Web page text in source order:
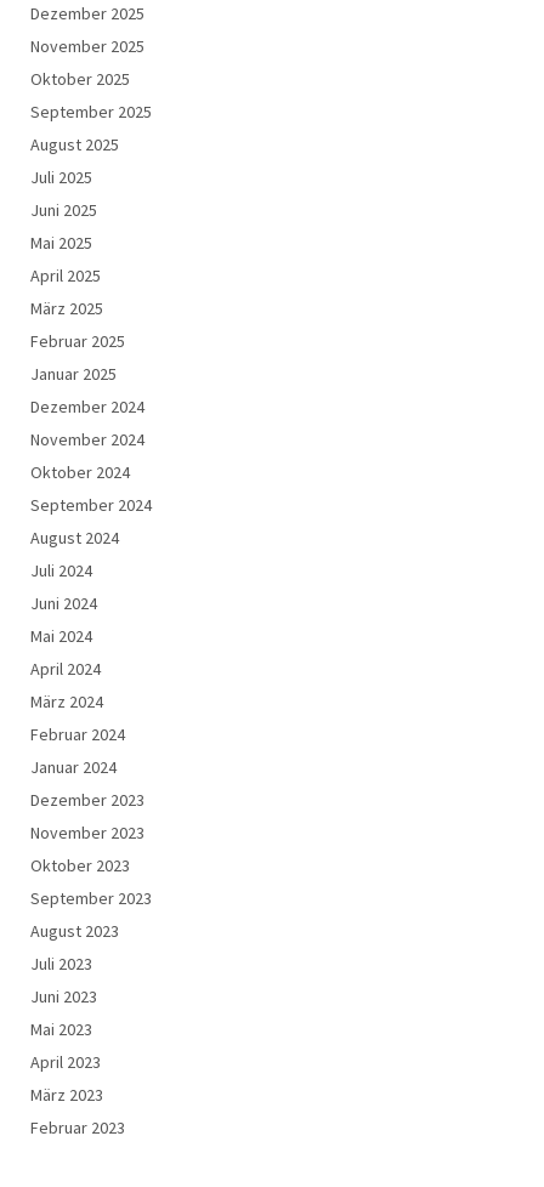
Dezember 2025
November 2025
Oktober 2025
September 2025
August 2025
Juli 2025
Juni 2025
Mai 2025
April 2025
März 2025
Februar 2025
Januar 2025
Dezember 2024
November 2024
Oktober 2024
September 2024
August 2024
Juli 2024
Juni 2024
Mai 2024
April 2024
März 2024
Februar 2024
Januar 2024
Dezember 2023
November 2023
Oktober 2023
September 2023
August 2023
Juli 2023
Juni 2023
Mai 2023
April 2023
März 2023
Februar 2023